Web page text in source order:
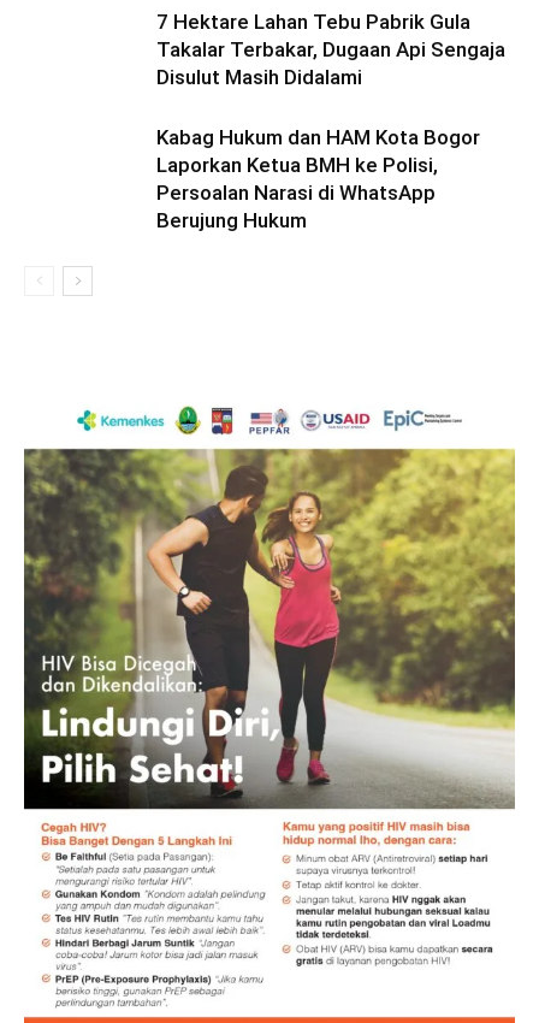
7 Hektare Lahan Tebu Pabrik Gula
Takalar Terbakar, Dugaan Api Sengaja
Disulut Masih Didalami
Kabag Hukum dan HAM Kota Bogor
Laporkan Ketua BMH ke Polisi,
Persoalan Narasi di WhatsApp
Berujung Hukum